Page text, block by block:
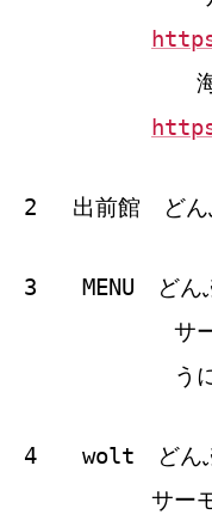
海
2 出前館 どん
3 MENU どん
サ
う
4 wolt どんぶ
サー